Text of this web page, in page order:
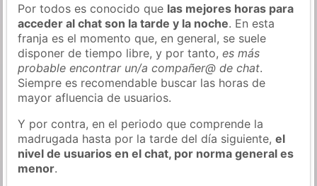
Por todos es conocido que las mejores horas para
acceder al chat son la tarde y la noche. En esta
franja es el momento que, en general, se suele
disponer de tiempo libre, y por tanto,es más
probable encontrar un/a compañer@ de chat.
Siempre es recomendable buscar las horas de
mayor afluencia de usuarios.
Y por contra, en el periodo que comprende la
madrugada hasta por la tarde del día siguiente,el
nivel de usuarios en el chat, por norma general es
menor.